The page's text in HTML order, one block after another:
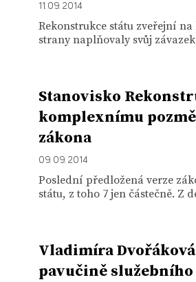
11. 09. 2014
Rekonstrukce státu zveřejní
strany naplňovaly svůj
Stanovisko
komplexnímu
zákona
09. 09. 2014
Poslední předložená verze
státu, z toho 7 jen částečně. Z
Vladimíra
pavučině služebního